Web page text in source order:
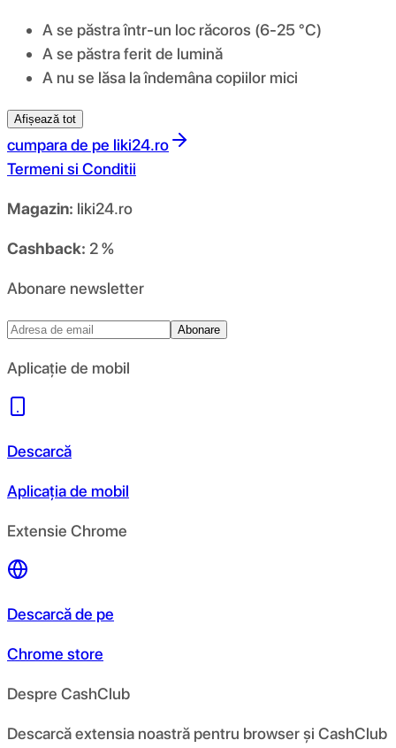
A se păstra într-un loc răcoros (6-25 °C)
A se păstra ferit de lumină
A nu se lăsa la îndemâna copiilor mici
Afișează tot
cumpara de pe liki24.ro
Termeni si Conditii
Magazin: liki24.ro
Cashback: 2 %
Abonare newsletter
Abonare
Aplicație de mobil
Descarcă
Aplicația de mobil
Extensie Chrome
Descarcă de pe
Chrome store
Despre CashClub
Descarcă extensia noastră pentru browser și CashClub